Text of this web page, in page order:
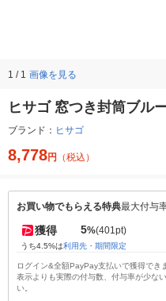
1 / 1 画像を見る
ヒサゴ 窓つき封筒ブル
ブランド： ヒサゴ
8,778円 （税込）
お買い物でもらえる特典最大付与
獲得 5%(401pt)
うち4.5%は利用先・期間限定
ログイン&全額PayPay支払いで獲得でき
表示よりも実際の付与数、付与率が少な
い。